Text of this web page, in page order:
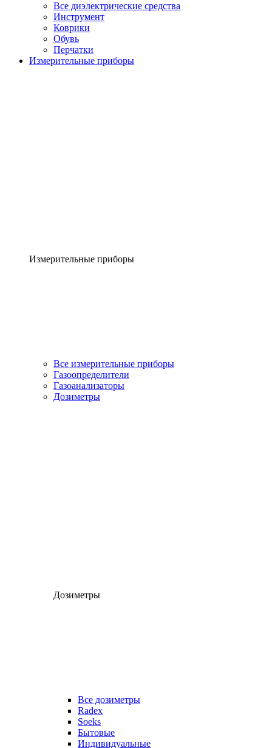
Все диэлектрические средства
Инструмент
Коврики
Обувь
Перчатки
Измерительные приборы
Измерительные приборы
Все измерительные приборы
Газоопределители
Газоанализаторы
Дозиметры
Дозиметры
Все дозиметры
Radex
Soeks
Бытовые
Индивидуальные